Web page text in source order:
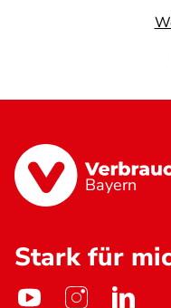
Bayern
Stark für